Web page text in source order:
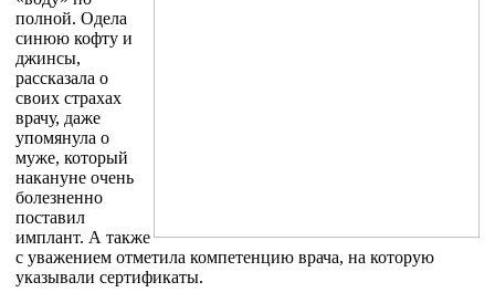
полной. Одела
синюю кофту и
джинсы,
рассказала о
своих страхах
врачу, даже
упомянула о
муже, который
накануне очень
болезненно
поставил
имплант. А также
с уважением отметила компетенцию врача, на которую
указывали сертификаты.